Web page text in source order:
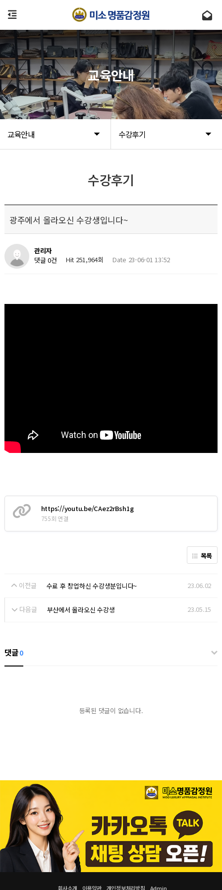
교육안내 수강후기
교육안내
수강후기
광주에서 올라오신 수강생입니다~
관리자
댓글 0건
Hit 251,964회 Date 23-06-01 13:52
https://youtu.be/CAez2rBsh1g
755회 연결
목록
이전글 수료 후 창업하신 수강생분입니다~ 23.06.02
다음글 부산에서 올라오신 수강생 23.05.15
댓글0
등록된 댓글이 없습니다.
회사소개 이용약관 개인정보처리방침 Admin